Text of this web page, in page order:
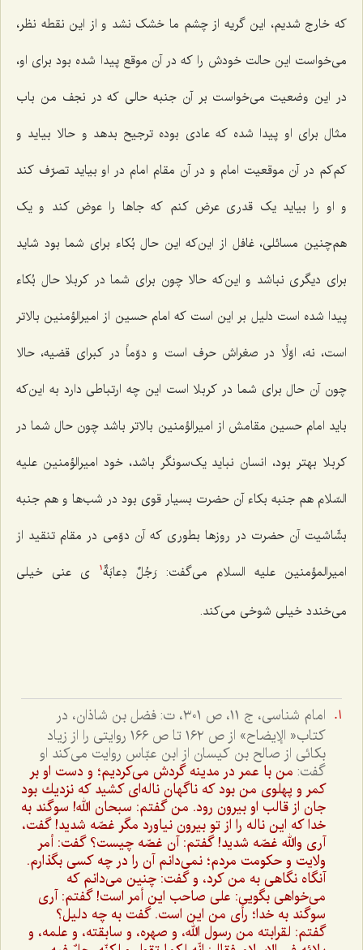
که خارج شدیم، این گریه از چشم ما خشک نشد و از این نقطه نظر،
می‌خواست این حالت خودش را که در آن موقع پیدا شده بود برای او،
در این وضعیت می‌خواست بر آن جنبه حالی که در نجف من باب
مثال برای او پیدا شده که عادی بوده ترجیح بدهد و حالا بیاید و
کم‌کم در آن موقعیت امام و در آن مقام امام در او بیاید تصرّف کند
و او را بیاید یک قدری عرض کنم که جاها را عوض کند و یک
هم‌چنین مسائلی، غافل از این‌که این حال بُکاء برای شما بود شاید
برای دیگری نباشد و این‌که حالا چون برای‌ شما در کربلا حال بُکاء
پیدا شده است دلیل بر این است که امام حسین از امیرالؤمنین بالاتر
است، نه، اوّلًا در صغراش حرف است و دوّماً در کبرای قضیه، حالا
چون آن حال برای شما در کربلا است این چه ارتباطی دارد به این‌که
باید امام حسین مقامش از امیرالؤمنین بالاتر باشد چون حال شما در
کربلا بهتر بود، انسان نباید یک‌سونگر باشد، خود امیرالؤمنین علیه
السّلام هم جنبه بکاء آن حضرت بسیار قوی بود در شب‌ها و هم جنبه
بشّاشیت آن حضرت در روزها بطوری که آن دوّمی در مقام تنقید از
امیرالمؤمنین علیه السلام می‌گفت: رَجُلٌ دِعابَةٌ1 ى‌ عنی خیلی
می‌خندد خیلی شوخی می‌کند.
امام شناسى، ج ١١، ص ٣٠١، ت: فضل بن شاذان، در
كتاب« الإيضاح» از ص ١٦٢ تا ص ١٦٦ روايتى را از زياد
بكائى از صالح بن كيسان از ابن عبّاس روايت مى‌كند او
گفت: من با عمر در مدينه گردش مى‌كرديم؛ و دست او بر
كمر و پهلوى من بود كه ناگهان ناله‌اى كشيد كه نزديك بود
جان از قالب او بيرون رود. من گفتم: سبحان الله! سوگند به
خدا كه اين ناله را از تو بيرون نياورد مگر غصّه شديد! گفت،
آرى والله غصّه شديد! گفتم: آن غصّه چيست؟ گفت: أمر
ولايت و حكومت مردم؛ نمى‌دانم آن را در چه كسى بگذارم.
آنگاه نگاهى به من كرد، و گفت: چنين مى‌دانم كه
مى‌خواهى بگويى: على صاحب اين أمر است! گفتم: آرى
سوگند به خدا؛ رأى من اين است. گفت به چه دليل؟
گفتم: لقرابته من رسول الله، و صهره، و سابقته، و علمه، و